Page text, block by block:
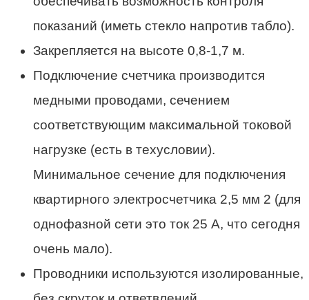
показаний (иметь стекло напротив табло).
Закрепляется на высоте 0,8-1,7 м.
Подключение счетчика производится
медными проводами, сечением
соответствующим максимальной токовой
нагрузке (есть в техусловии).
Минимальное сечение для подключения
квартирного электросчетчика 2,5 мм 2 (для
однофазной сети это ток 25 А, что сегодня
очень мало).
Проводники используются изолированные,